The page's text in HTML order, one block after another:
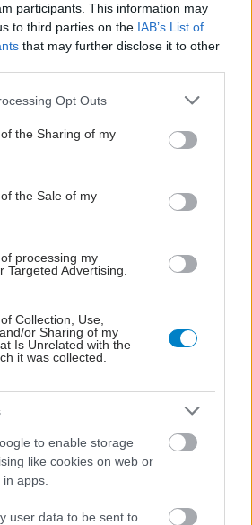
participants. This information may
to third parties on the IAB’s List of
that may further disclose it to other
app uses one or more Google
or usage behaviour. You may click to
to Google and its third-party tags to
specified purposes in below Google
Opt Outs
the Sharing of my
the Sale of my
processing my
Targeted Advertising.
Collection, Use,
or Sharing of my
Is Unrelated with the
it was collected.
to enable storage
like cookies on web or
apps.
user data to be sent to